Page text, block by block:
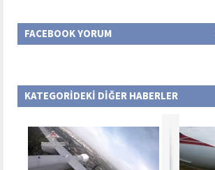
FACEBOOK YORUM
KATEGORİDEKİ DİĞER HABERLER